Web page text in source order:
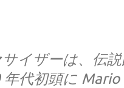
イザーは、伝
代初頭に Mario